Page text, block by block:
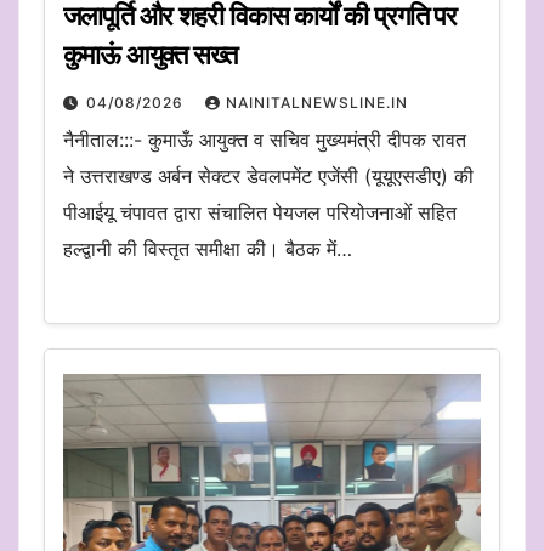
जलापूर्ति और शहरी विकास कार्यों की प्रगति पर
कुमाऊं आयुक्त सख्त
04/08/2026 NAINITALNEWSLINE.IN
नैनीताल:::- कुमाऊँ आयुक्त व सचिव मुख्यमंत्री दीपक रावत
ने उत्तराखण्ड अर्बन सेक्टर डेवलपमेंट एजेंसी (यूयूएसडीए) की
पीआईयू चंपावत द्वारा संचालित पेयजल परियोजनाओं सहित
हल्द्वानी की विस्तृत समीक्षा की। बैठक में…